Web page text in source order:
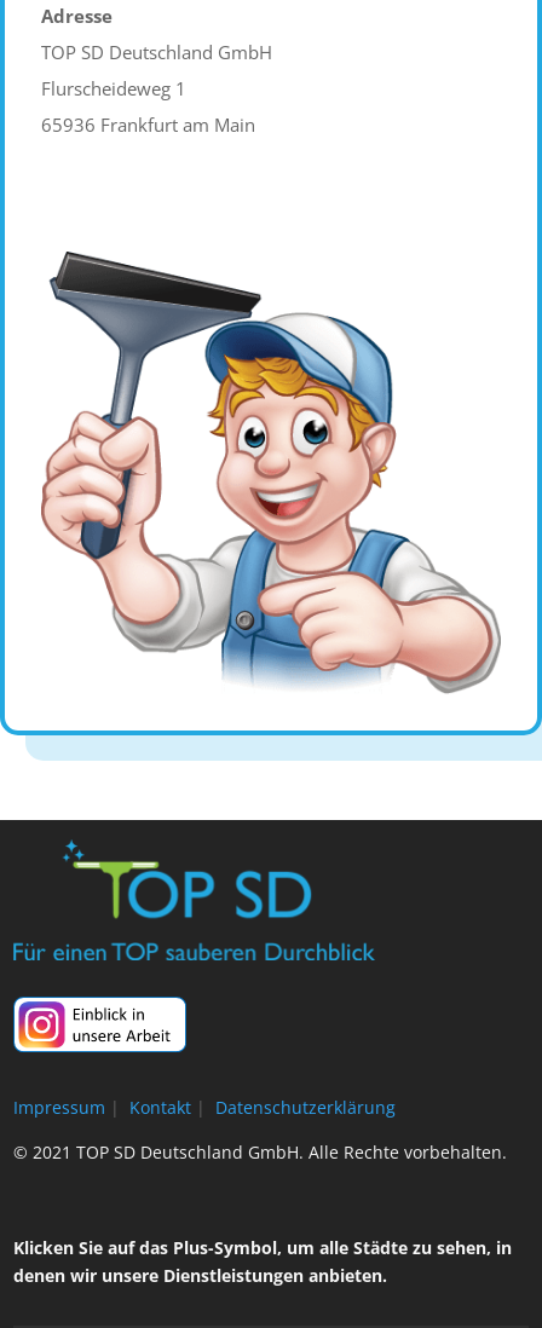
Adresse
TOP SD Deutschland GmbH
Flurscheideweg 1
65936 Frankfurt am Main
Impressum | Kontakt |
Datenschutzerklärung
© 2021 TOP SD Deutschland GmbH. Alle Rechte vorbehalten.
Klicken Sie auf das Plus-Symbol, um alle Städte zu sehen, in
denen wir unsere Dienstleistungen anbieten.